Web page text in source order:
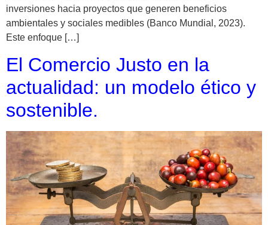
inversiones hacia proyectos que generen beneficios
ambientales y sociales medibles (Banco Mundial, 2023).
Este enfoque […]
El Comercio Justo en la
actualidad: un modelo ético y
sostenible.